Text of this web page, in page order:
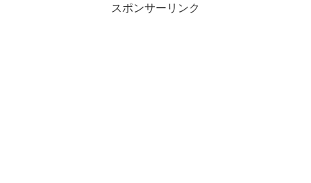
スポンサーリンク